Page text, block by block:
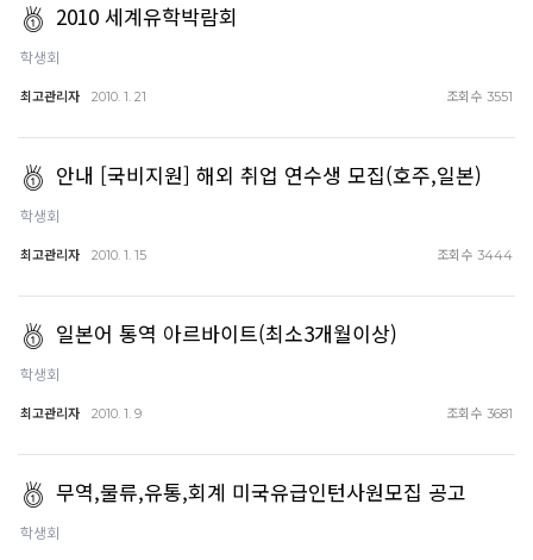
2010 세계유학박람회
학생회
최고관리자 2010. 1. 21 조회수 3551
안내 [국비지원] 해외 취업 연수생 모집(호주,일본)
학생회
최고관리자 2010. 1. 15 조회수 3444
일본어 통역 아르바이트(최소3개월이상)
학생회
최고관리자 2010. 1. 9 조회수 3681
무역,물류,유통,회계 미국유급인턴사원모집 공고
학생회